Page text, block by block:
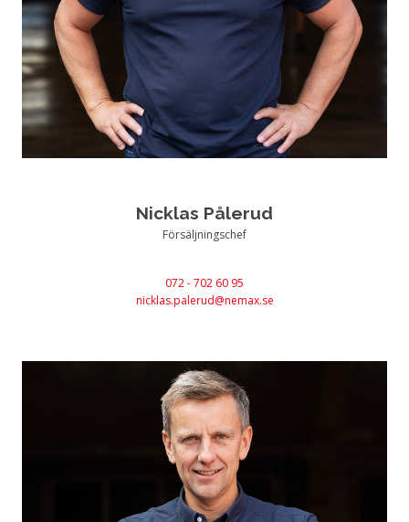
Nicklas Pålerud
Försäljningschef
072 - 702 60 95
nicklas.palerud@nemax.se